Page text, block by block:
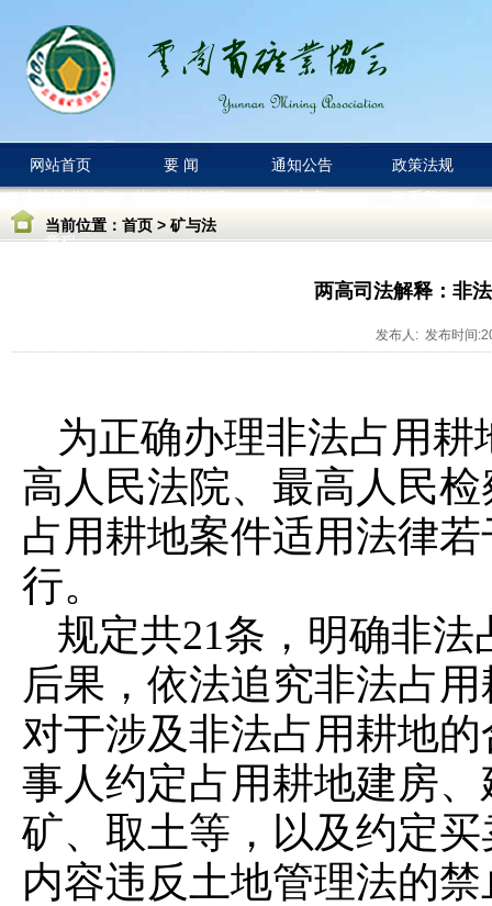
网站首页 要 闻 通知公告
政策法规
云南省矿业协会
章程
协会评估等级 专家库
联系我们
当前位置： 首页 >矿与法
两高司法解释：非
发布人: 发布时间
为正确办理非法占用
高人民法院、最高人民
占用耕地案件适用法律
行。
规定共21条，明确非
后果，依法追究非法占
对于涉及非法占用耕地
事人约定占用耕地建房
矿、取土等，以及约定
内容违反土地管理法的